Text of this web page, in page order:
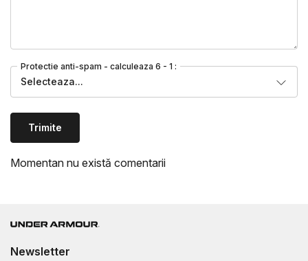
Protectie anti-spam - calculeaza 6 - 1 :
Selecteaza...
Trimite
Momentan nu există comentarii
Newsletter